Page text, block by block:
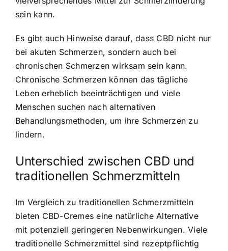
sein kann.
Es gibt auch Hinweise darauf, dass CBD nicht nur
bei akuten Schmerzen, sondern auch bei
chronischen Schmerzen wirksam sein kann.
Chronische Schmerzen können das tägliche
Leben erheblich beeinträchtigen und viele
Menschen suchen nach alternativen
Behandlungsmethoden, um ihre Schmerzen zu
lindern.
Unterschied zwischen CBD und
traditionellen Schmerzmitteln
Im Vergleich zu traditionellen Schmerzmitteln
bieten CBD-Cremes eine natürliche Alternative
mit potenziell geringeren Nebenwirkungen. Viele
traditionelle Schmerzmittel sind rezeptpflichtig